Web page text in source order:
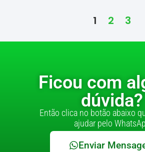
1 2 3
Ficou com
dúvida?
Então clica no botão abaixo
ajudar pelo
Enviar